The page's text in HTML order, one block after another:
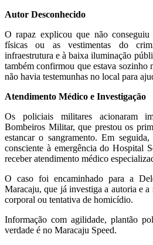
Autor Desconhecido
O rapaz explicou que não conseguiu
físicas ou as vestimentas do
infraestrutura e à baixa iluminação
também confirmou que estava sozinho
não havia testemunhas no local para
Atendimento Médico e Investigação
Os policiais militares acionaram
Bombeiros Militar, que prestou os
estancar o sangramento. Em
consciente à emergência do Hospital
receber atendimento médico
O caso foi encaminhado para a
Maracaju, que já investiga a autoria e
corporal ou tentativa de homicídio.
Informação com agilidade, plantão
verdade é no Maracaju Speed.